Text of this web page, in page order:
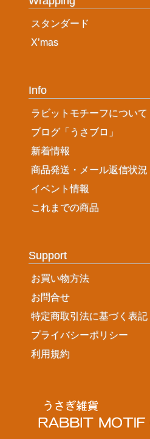
スタンダード
X’mas
Info
ラビットモチーフについて
ブログ「うさブロ」
新着情報
商品発送・メール返信状況
イベント情報
これまでの商品
Support
お買い物方法
お問合せ
特定商取引法に基づく表記
プライバシーポリシー
利用規約